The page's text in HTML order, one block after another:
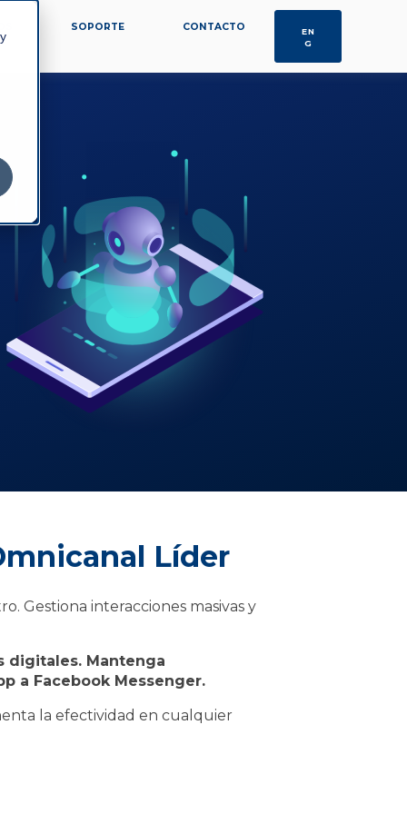
SOPORTE CONTACTO
EN
G
Líder
Gestiona interacciones masivas y
digitales. Mantenga
a Facebook Messenger.
la efectividad en cualquier